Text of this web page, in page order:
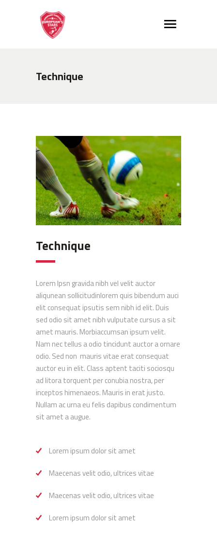
Technique
Technique
Lorem Ipsn gravida nibh vel velit auctor
aliqunean sollicitudinlorem quis bibendum auci
elit consequat ipsutis sem nibh id elit. Duis
sed odio sit amet nibh vulputate cursus a sit
amet mauris. Morbiaccumsan ipsum velit.
Nam nec tellus a odio tincidunt auctor a ornare
odio. Sed non mauris vitae erat consequat
auctor eu in elit. Class aptent taciti sociosqu
ad litora torquent per conubia nostra, per
inceptos himenaeos. Mauris in erat justo.
Nullam ac urna eu felis dapibus condimentum
sit amet a augue.
Lorem ipsum dolor sit amet
Maecenas velit odio, ultrices vitae
Maecenas velit odio, ultrices vitae
Lorem ipsum dolor sit amet